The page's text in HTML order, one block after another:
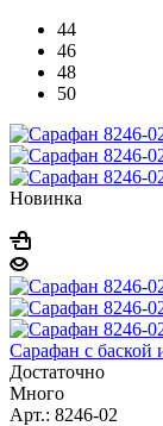
44
46
48
50
Новинка
Сарафан с баской
Достаточно
Много
Арт.: 8246-02